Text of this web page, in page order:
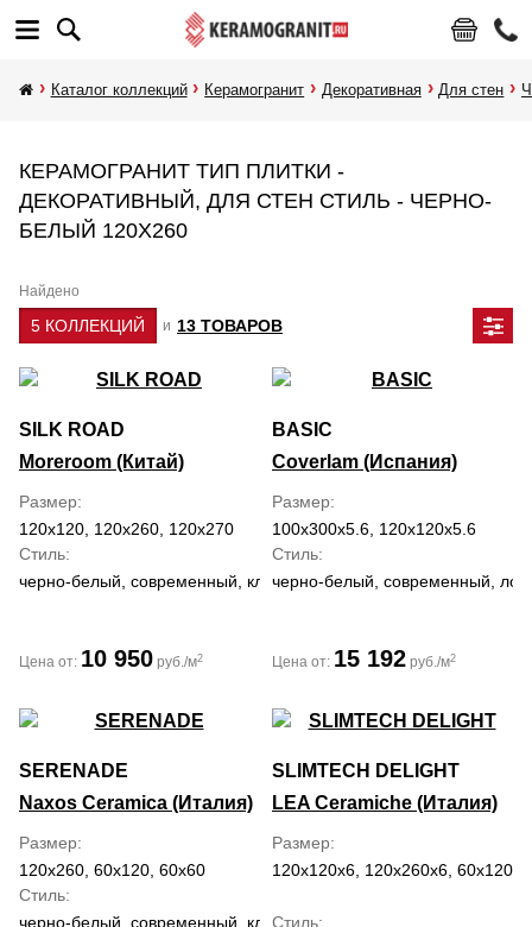
Каталог коллекций Керамогранит Декоративная Для стен
КЕРАМОГРАНИТ ТИП ПЛИТКИ -
ДЕКОРАТИВНЫЙ, ДЛЯ СТЕН СТИЛЬ - ЧЕРНО-
БЕЛЫЙ 120Х260
Найдено
5 КОЛЛЕКЦИЙ и 13 ТОВАРОВ
SILK ROAD
Moreroom (Китай)
Размер
120x120, 120x260, 120x270
Стиль
черно-белый, современный, классический
Цена от: 10 950 руб./м2
BASIC
Coverlam (Испания)
Размер
100x300x5.6, 120x120x5.6
Стиль
черно-белый, современный,
Цена от: 15 192 руб./м2
SERENADE
Naxos Ceramica (Италия)
Размер
120x260, 60x120, 60x60
Стиль
черно-белый, современный, классический,
SLIMTECH DELIGHT
LEA Ceramiche (Италия)
Размер
120x120x6, 120x260x6, 60x120x6
Стиль